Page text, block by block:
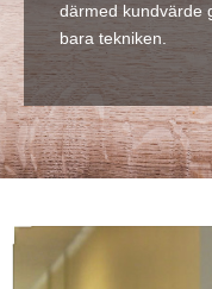
därmed kundvärde
bara tekniken.